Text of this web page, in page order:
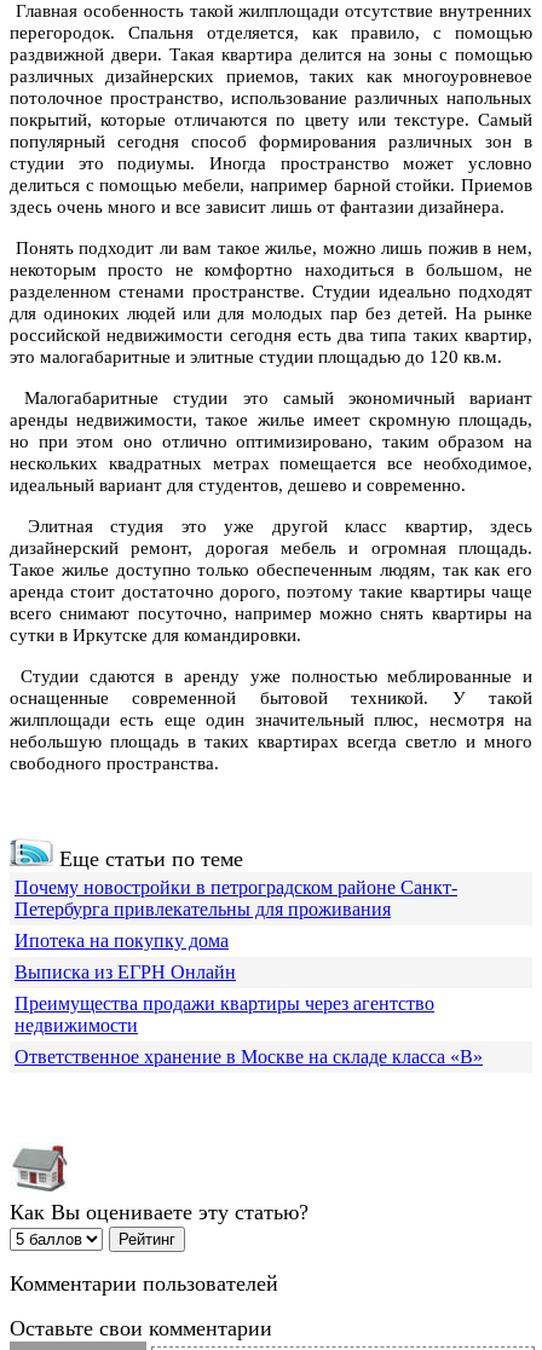
Главная особенность такой жилплощади отсутствие внутренних
перегородок. Спальня отделяется, как правило, с помощью
раздвижной двери. Такая квартира делится на зоны с помощью
различных дизайнерских приемов, таких как многоуровневое
потолочное пространство, использование различных напольных
покрытий, которые отличаются по цвету или текстуре. Самый
популярный сегодня способ формирования различных зон в
студии это подиумы. Иногда пространство может условно
делиться с помощью мебели, например барной стойки. Приемов
здесь очень много и все зависит лишь от фантазии дизайнера.
Понять подходит ли вам такое жилье, можно лишь пожив в нем,
некоторым просто не комфортно находиться в большом, не
разделенном стенами пространстве. Студии идеально подходят
для одиноких людей или для молодых пар без детей. На рынке
российской недвижимости сегодня есть два типа таких квартир,
это малогабаритные и элитные студии площадью до 120 кв.м.
Малогабаритные студии это самый экономичный вариант
аренды недвижимости, такое жилье имеет скромную площадь,
но при этом оно отлично оптимизировано, таким образом на
нескольких квадратных метрах помещается все необходимое,
идеальный вариант для студентов, дешево и современно.
Элитная студия это уже другой класс квартир, здесь
дизайнерский ремонт, дорогая мебель и огромная площадь.
Такое жилье доступно только обеспеченным людям, так как его
аренда стоит достаточно дорого, поэтому такие квартиры чаще
всего снимают посуточно, например можно снять квартиры на
сутки в Иркутске для командировки.
Студии сдаются в аренду уже полностью меблированные и
оснащенные современной бытовой техникой. У такой
жилплощади есть еще один значительный плюс, несмотря на
небольшую площадь в таких квартирах всегда светло и много
свободного пространства.
Еще статьи по теме
Почему новостройки в петроградском районе Санкт-
Петербурга привлекательны для проживания
Ипотека на покупку дома
Выписка из ЕГРН Онлайн
Преимущества продажи квартиры через агентство
недвижимости
Ответственное хранение в Москве на складе класса «В»
Как Вы оцениваете эту статью?
Комментарии пользователей
Оставьте свои комментарии